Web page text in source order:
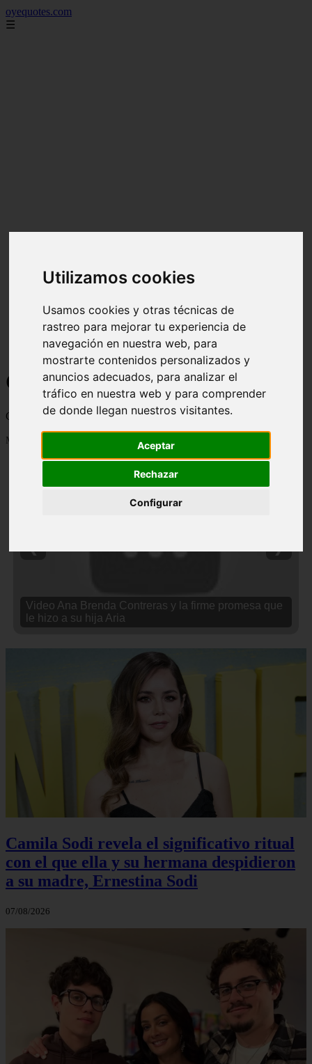
Utilizamos cookies
Usamos cookies y otras técnicas de
rastreo para mejorar tu experiencia de
navegación en nuestra web, para
mostrarte contenidos personalizados y
anuncios adecuados, para analizar el
tráfico en nuestra web y para comprender
de donde llegan nuestros visitantes.
Aceptar
Rechazar
Configurar
oyequotes.com
☰
Curiosidades y Sabias que
Cosas curiosas, curiosidades, noticias impactantes y mucho mas
Mostrando 1 - 24 de 2838 artículos
Video Ana Brenda Contreras y la firme promesa que
le hizo a su hija Aria
Camila Sodi revela el significativo ritual
con el que ella y su hermana despidieron
a su madre, Ernestina Sodi
07/08/2026